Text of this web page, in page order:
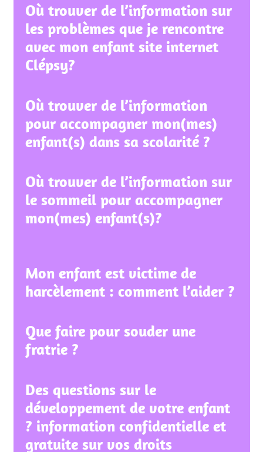
Où trouver de l’information sur
les problèmes que je rencontre
avec mon enfant site internet
Clépsy?
Où trouver de l’information
pour accompagner mon(mes)
enfant(s) dans sa scolarité ?
Où trouver de l’information sur
le sommeil pour accompagner
mon(mes) enfant(s)?
Mon enfant est victime de
harcèlement : comment l’aider ?
Que faire pour souder une
fratrie ?
Des questions sur le
développement de votre enfant
? information confidentielle et
gratuite sur vos droits